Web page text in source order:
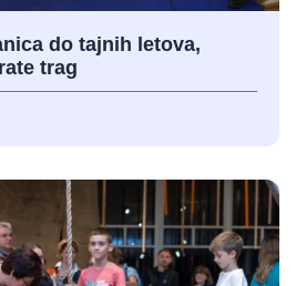
do tajnih letova,
trag